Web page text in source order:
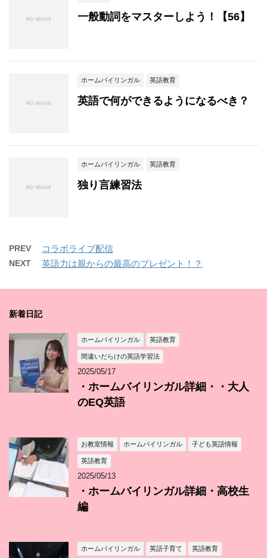
一般動詞をマスターしよう！【56】
ホームバイリンガル 英語教育
英語で何ができるようになるべき？
ホームバイリンガル 英語教育
独り言練習法
PREV コラボライブ配信
NEXT 英語力は親からの最高のプレゼント！？
新着日記
ホームバイリンガル 英語教育
間違いだらけの英語学習法
2025/05/17
・ホームバイリンガル詳細・・大人
のEQ英語
お教室情報 ホームバイリンガル 子ども英語情報
英語教育
2025/05/13
・ホームバイリンガル詳細・高校生
編
ホームバイリンガル 英語子育て 英語教育